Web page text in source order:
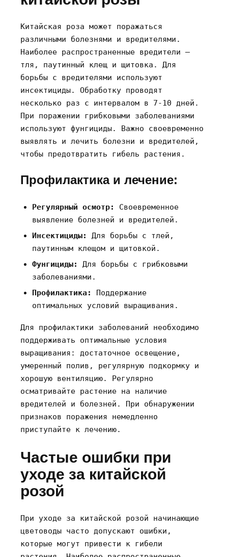
Китайская роза может поражаться
различными болезнями и вредителями.
Наиболее распространенные вредители –
тля‚ паутинный клещ и щитовка. Для
борьбы с вредителями используют
инсектициды. Обработку проводят
несколько раз с интервалом в 7-10 дней.
При поражении грибковыми заболеваниями
используют фунгициды. Важно своевременно
выявлять и лечить болезни и вредителей‚
чтобы предотвратить гибель растения.
Профилактика и лечение:
Регулярный осмотр:
Своевременное
выявление болезней и вредителей.
Инсектициды:
Для борьбы с тлей‚
паутинным клещом и щитовкой.
Фунгициды:
Для борьбы с грибковыми
заболеваниями.
Профилактика:
Поддержание
оптимальных условий выращивания.
Для профилактики заболеваний необходимо
поддерживать оптимальные условия
выращивания: достаточное освещение‚
умеренный полив‚ регулярную подкормку и
хорошую вентиляцию. Регулярно
осматривайте растение на наличие
вредителей и болезней. При обнаружении
признаков поражения немедленно
приступайте к лечению.
Частые ошибки при
уходе за китайской
розой
При уходе за китайской розой начинающие
цветоводы часто допускают ошибки‚
которые могут привести к гибели